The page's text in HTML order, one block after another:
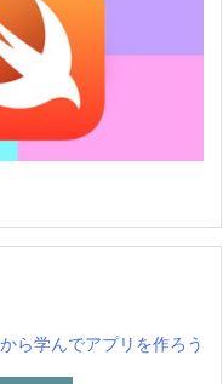
ら学んでアプリを作ろう